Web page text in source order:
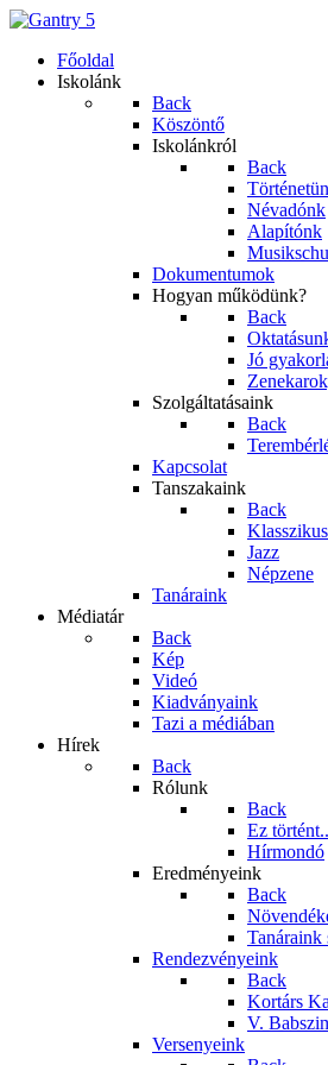
Főoldal
Iskolánk
Back
Köszöntő
Iskolánkról
Back
Névadónk
Alapítónk
Dokumentumok
Hogyan működünk?
Back
Jó
Szolgáltatásaink
Back
Kapcsolat
Tanszakaink
Back
Jazz
Népzene
Tanáraink
Médiatár
Back
Kép
Videó
Kiadványaink
Tazi a médiában
Hírek
Back
Rólunk
Back
Ez
Hírmondó
Eredményeink
Back
Tanáraink
Rendezvényeink
Back
Kortárs
V.
Versenyeink